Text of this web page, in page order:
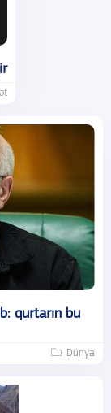
qurtarın bu
Dünya